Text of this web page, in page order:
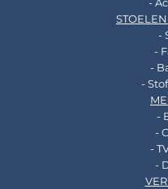
-
-
-
-
-
-
-
-
-